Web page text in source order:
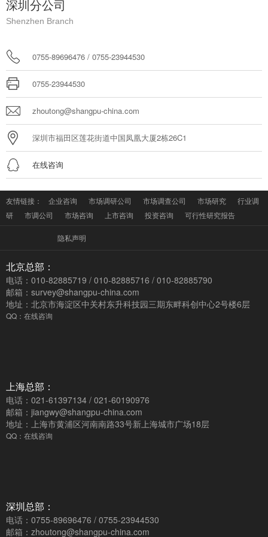
深圳分公司
Shenzhen Branch
0755-89696476 / 0755-23944530
0755-23944530
zhoutong@shangpu-china.com
深圳市福田区莲花街道中国凤凰大厦2栋26C1
在线咨询
友情链接： 企业咨询 市场调研公司 市场调查公司 市场研究
行业调
研
市调公司 市场咨询 上市咨询 投资咨询 可行性研究报告
隐私声明
北京总部：
电话：010-82885719 / 010-82885716 / 010-82885790
邮箱：survey@shangpu-china.com
地址：北京市海淀区中关村东升科技园三期东畔科创中心2号楼6层
QQ：在线咨询
上海总部：
电话：021-61397134 / 021-60190976
邮箱：jiangwy@shangpu-china.com
地址：上海市黄浦区河南南路33号新上海城市广场18层
QQ：在线咨询
深圳总部：
电话：0755-89696476 / 0755-23944530
邮箱：zhoutong@shangpu-china.com